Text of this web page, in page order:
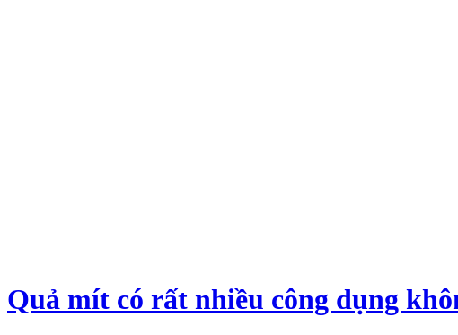
Quả mít có rất nhiều công dụng